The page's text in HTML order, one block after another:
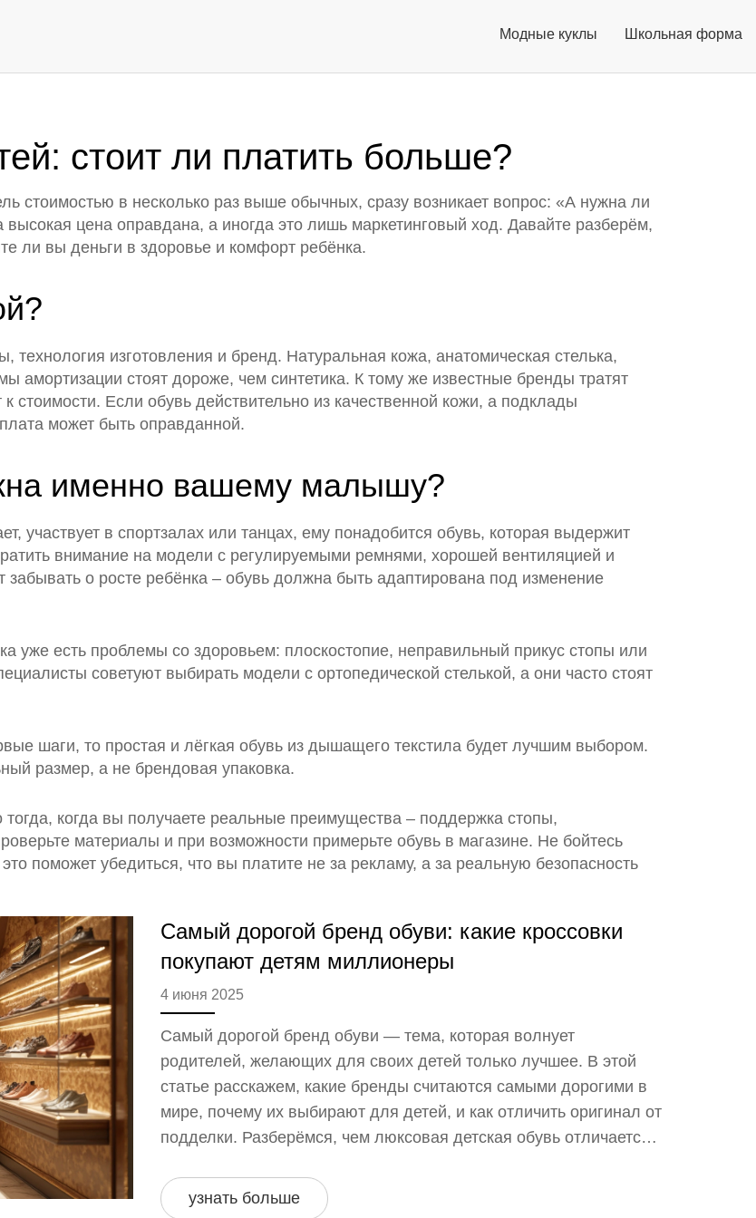
Модные куклы Школьная форма
стоит ли платить больше?
стоимостью в несколько раз выше обычных, сразу возникает вопрос: «А нужна ли
высокая цена оправдана, а иногда это лишь маркетинговый ход. Давайте разберём,
ли вы деньги в здоровье и комфорт ребёнка.
изготовления и бренд. Натуральная кожа, анатомическая стелька,
амортизации стоят дороже, чем синтетика. К тому же известные бренды тратят
стоимости. Если обувь действительно из качественной кожи, а подклады
может быть оправданной.
именно вашему малышу?
участвует в спорт­залах или танцах, ему понадобится обувь, которая выдержит
внимание на модели с регулируемыми ремнями, хорошей вентиляцией и
забывать о росте ребёнка – обувь должна быть адаптирована под изменение
уже есть проблемы со здоровьем: плоскостопие, неправильный прикус стопы или
советуют выбирать модели с ортопедической стелькой, а они часто стоят
шаги, то простая и лёгкая обувь из дышащего текстила будет лучшим выбором.
размер, а не брендовая упаковка.
тогда, когда вы получаете реальные преимущества – поддержка стопы,
материалы и при возможности примерьте обувь в магазине. Не бойтесь
поможет убедиться, что вы платите не за рекламу, а за реальную безопасность
Самый дорогой бренд обуви: какие кроссовки
покупают детям миллионеры
4 июня 2025
Самый дорогой бренд обуви — тема, которая волнует
родителей, желающих для своих детей только лучшее. В этой
статье расскажем, какие бренды считаются самыми дорогими в
мире, почему их выбирают для детей, и как отличить оригинал от
подделки. Разберёмся, чем люксовая детская обувь отличается
покупке брендовой обуви без переплаты.
узнать больше